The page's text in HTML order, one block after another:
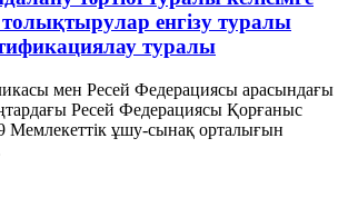
толықтырулар енгізу туралы
туралы
мен Ресей Федерациясы арасындағы
Ресей Федерациясы Қорғаныс
Мемлекеттік ұшу-сынақ орталығын